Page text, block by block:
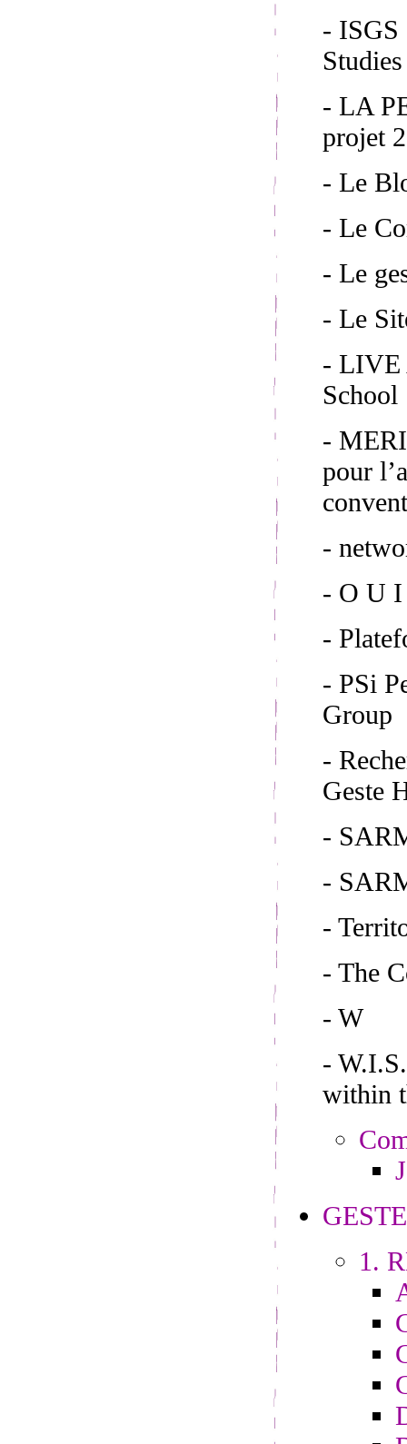
- ISGS
Studies
- LA
projet
- Le
- Le
- Le
- Le
- LIVE
School
-
pour
-
- O U I
-
- PSi
Group
-
Geste
-
-
-
- The
- W
-
within
1.